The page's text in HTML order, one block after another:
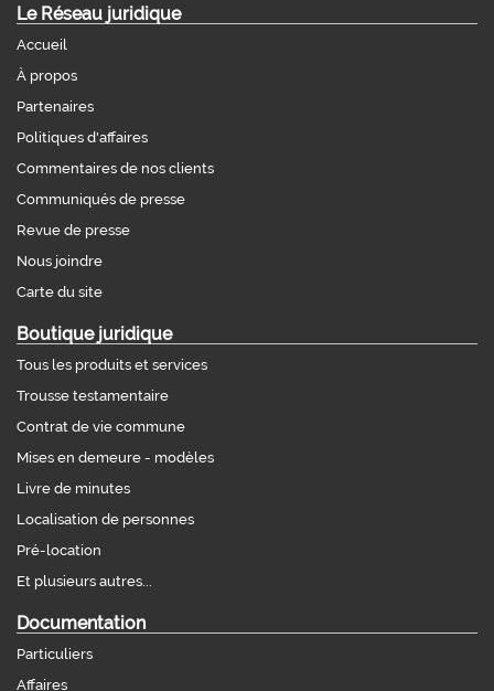
Le Réseau juridique
Accueil
À propos
Partenaires
Politiques d'affaires
Commentaires de nos clients
Communiqués de presse
Revue de presse
Nous joindre
Carte du site
Boutique juridique
Tous les produits et services
Trousse testamentaire
Contrat de vie commune
Mises en demeure - modèles
Livre de minutes
Localisation de personnes
Pré-location
Et plusieurs autres...
Documentation
Particuliers
Affaires